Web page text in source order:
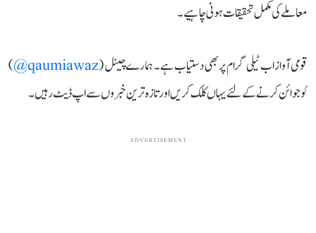
معاملے کی مکمل تحقیقات ہونی چاہیے۔
قومی آواز اب ٹیلی گرام پر بھی دستیاب ہے۔ ہمارے چینل (qaumiawaz@
)
کو جوائن کرنے کے لئے یہاں کلک کریں اور تازہ ترین خبروں سے اپ ڈیٹ رہیں۔
ADVERTISEMENT